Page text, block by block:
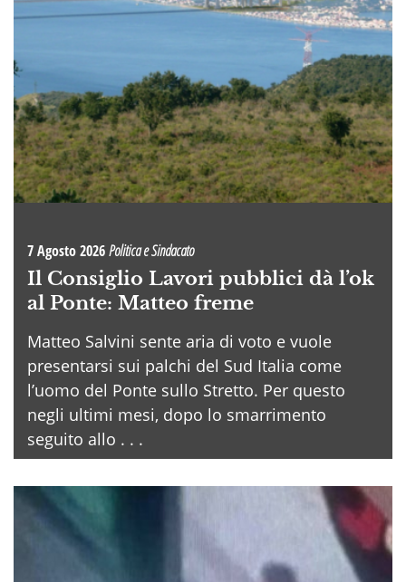
7 Agosto 2026Politica e Sindacato
Il Consiglio Lavori pubblici dà l’ok
al Ponte: Matteo freme
Matteo Salvini sente aria di voto e vuole
presentarsi sui palchi del Sud Italia come
l’uomo del Ponte sullo Stretto. Per questo
negli ultimi mesi, dopo lo smarrimento
seguito allo . . .